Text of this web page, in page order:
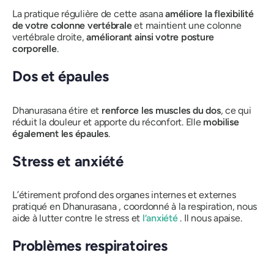
La pratique régulière de cette asanaaméliore la flexibilité
de votre colonne vertébraleet maintient une colonne
vertébrale droite,améliorant ainsi votre posture
corporelle.
Dos et épaules
Dhanurasanaétire et renforce les muscles du dos, ce qui
réduit la douleur et apporte du réconfort. Elle mobilise
également les épaules.
Stress et anxiété
L’étirement profond des organes internes et externes
pratiqué en Dhanurasana, coordonné à la respiration, nous
aide à lutter contre le stress et l’anxiété. Il nous apaise.
Problèmes respiratoires